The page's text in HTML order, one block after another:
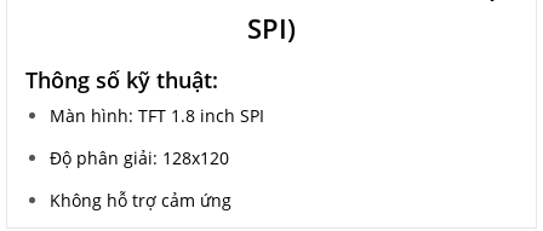
SPI)
Thông số kỹ thuật:
Màn hình: TFT 1.8 inch SPI
Độ phân giải: 128x120
Không hỗ trợ cảm ứng